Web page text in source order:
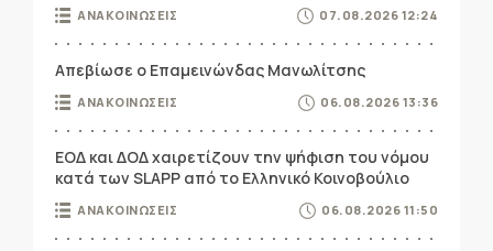
ΑΝΑΚΟΙΝΩΣΕΙΣ 07.08.2026 12:24
Απεβίωσε ο Επαμεινώνδας Μανωλίτσης
ΑΝΑΚΟΙΝΩΣΕΙΣ 06.08.2026 13:36
ΕΟΔ και ΔΟΔ χαιρετίζουν την ψήφιση του νόμου
κατά των SLAPP από το Ελληνικό Κοινοβούλιο
ΑΝΑΚΟΙΝΩΣΕΙΣ 06.08.2026 11:50